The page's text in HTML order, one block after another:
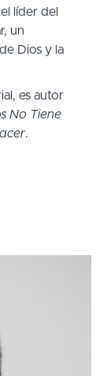
líder del
un
Dios y la
es autor
No Tiene
.